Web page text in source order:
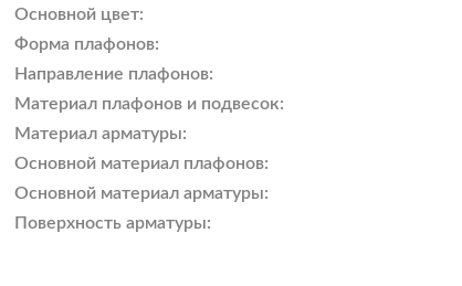
Основной цвет:
Форма плафонов:
Направление плафонов:
Материал плафонов и подвесок:
Материал арматуры:
Основной материал плафонов:
Основной материал арматуры:
Поверхность арматуры: